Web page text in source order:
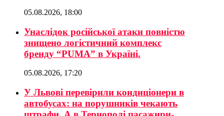
05.08.2026, 18:00
Унаслідок російської атаки повністю
знищено логістичний комплекс
бренду “PUMA” в Україні.
05.08.2026, 17:20
У Львові перевірили кондиціонери в
автобусах: на порушників чекають